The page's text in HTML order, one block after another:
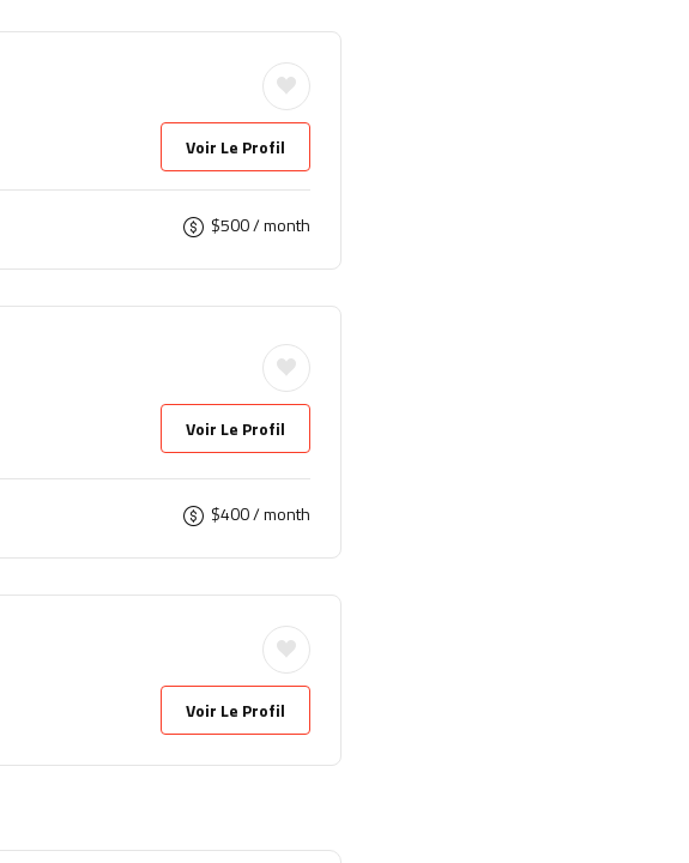
Voir Le Profil
$500/ month
Voir Le Profil
$400/ month
Voir Le Profil